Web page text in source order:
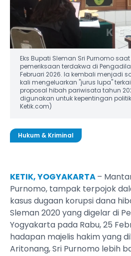
Eks Bupati Sleman Sri Purnomo
pemeriksaan terdakwa di
Februari 2026. Ia kembali menjadi
kali mengeluarkan "jurus lupa"
proposal hibah pariwisata tahun
digunakan untuk kepentingan politik
Ketik.com)
Hukum & Kriminal
KETIK, YOGYAKARTA–
Purnomo, tampak terpojok
kasus dugaan korupsi dana
Sleman 2020 yang digelar di
Yogyakarta pada Rabu, 25
hadapan majelis hakim yang
Aritonang, Sri Purnomo lebih